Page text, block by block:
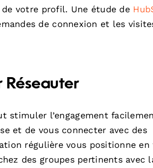
votre profil. Une étude de
de connexion et les
Réseauter
stimuler l’engagement
et de vous connecter avec des
régulière vous positionne
des groupes pertinents avec